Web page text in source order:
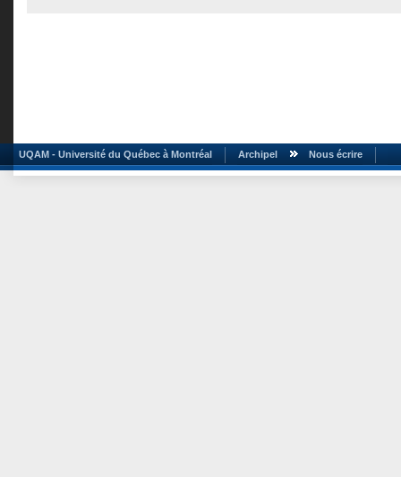
UQAM - Université du Québec à Montréal Archipel Nous écrire